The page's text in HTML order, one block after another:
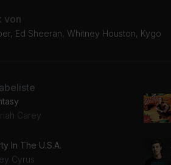
von
Ed Sheeran, Whitney Houston, Kygo
Carey
In The U.S.A.
Cyrus